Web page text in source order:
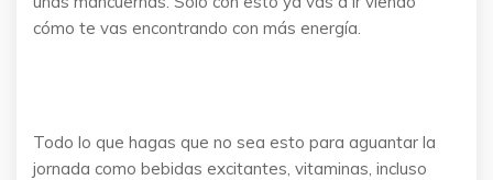
cómo te vas encontrando con más energía.
Todo lo que hagas que no sea esto para aguantar la
jornada como bebidas excitantes, vitaminas, incluso